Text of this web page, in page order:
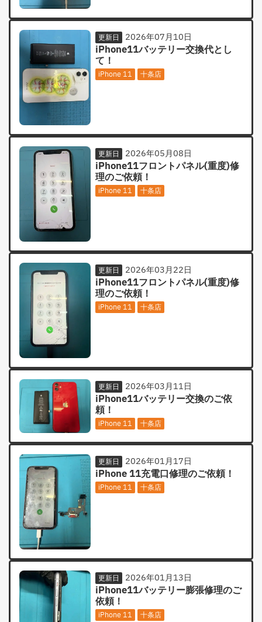
更新日 2026年07月10日
iPhone11バッテリー交換代とし
て！
iPhone 11 十条店
更新日 2026年05月08日
iPhone11フロントパネル(重度)修
理のご依頼！
iPhone 11 十条店
更新日 2026年03月22日
iPhone11フロントパネル(重度)修
理のご依頼！
iPhone 11 十条店
更新日 2026年03月11日
iPhone11バッテリー交換のご依
頼！
iPhone 11 十条店
更新日 2026年01月17日
iPhone 11充電口修理のご依頼！
iPhone 11 十条店
更新日 2026年01月13日
iPhone11バッテリー膨張修理のご
依頼！
iPhone 11 十条店